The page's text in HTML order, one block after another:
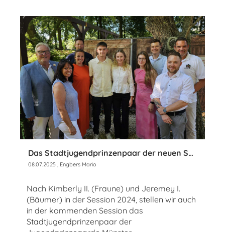
Das Stadtjugendprinzenpaar der neuen Session steht fest!
08.07.2025 , Engbers Mario
Nach Kimberly II. (Fraune) und Jeremey I.
(Bäumer) in der Session 2024, stellen wir auch
in der kommenden Session das
Stadtjugendprinzenpaar der